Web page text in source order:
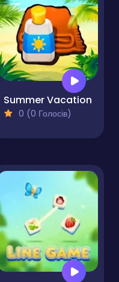
Summer Vacation
0 (0 Голосів)